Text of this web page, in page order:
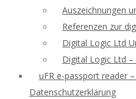
Auszeichnungen
Referenzen zur
Digital Logic Ltd
Digital Logic Ltd
uFR e-passport reader
Datenschutzerklärung